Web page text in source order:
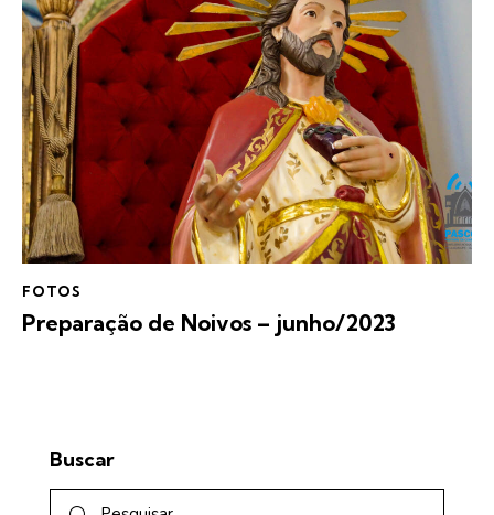
FOTOS
Preparação de Noivos – junho/2023
Buscar